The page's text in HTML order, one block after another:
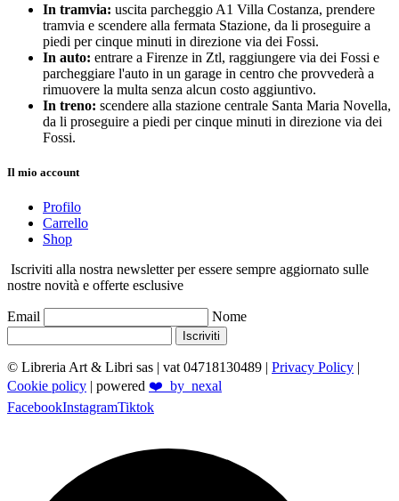
In tramvia: uscita parcheggio A1 Villa Costanza, prendere
tramvia e scendere alla fermata Stazione, da li proseguire a
piedi per cinque minuti in direzione via dei Fossi.
In auto: entrare a Firenze in Ztl, raggiungere via dei Fossi e
parcheggiare l'auto in un garage in centro che provvederà a
rimuovere la multa senza alcun costo aggiuntivo.
In treno: scendere alla stazione centrale Santa Maria Novella,
da li proseguire a piedi per cinque minuti in direzione via dei
Fossi.
Il mio account
Profilo
Carrello
Shop
Iscriviti alla nostra newsletter per essere sempre aggiornato sulle
nostre novità e offerte esclusive
Email Nome
Iscriviti
© Libreria Art & Libri sas | vat 04718130489 | Privacy Policy |
Cookie policy | powered ❤️_by_nexal
FacebookInstagramTiktok